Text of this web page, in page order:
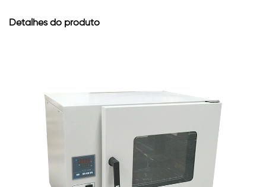
Detalhes do produto